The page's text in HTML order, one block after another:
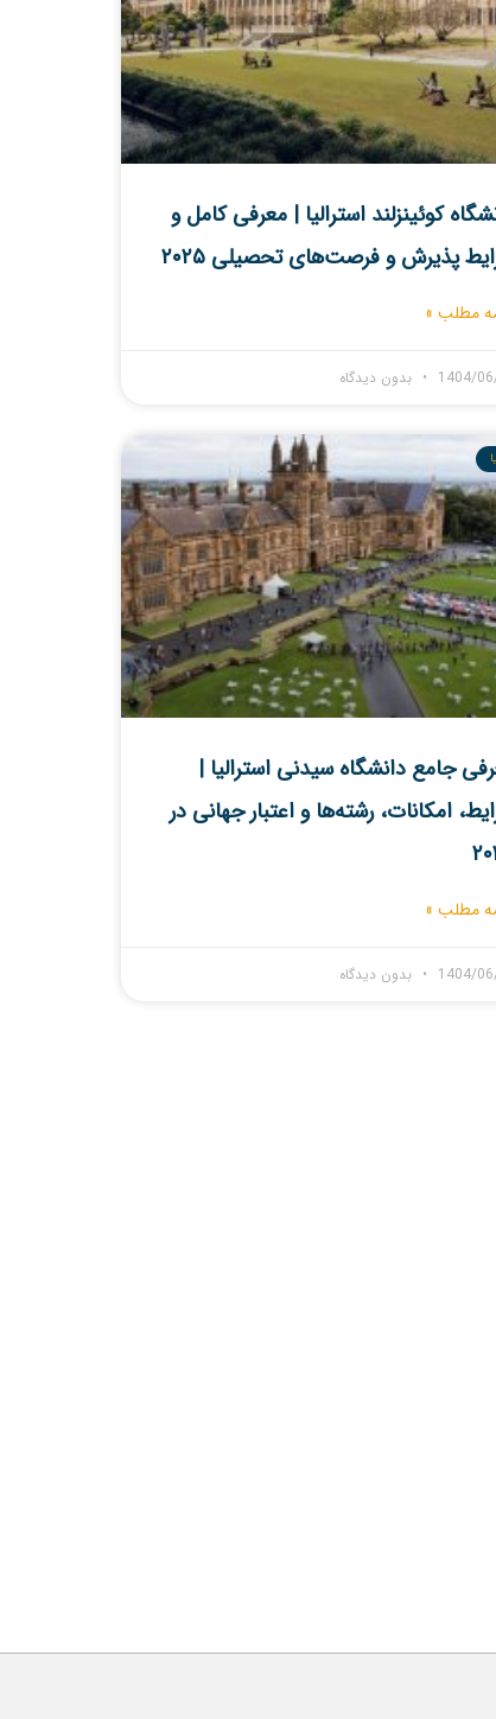
کوئینزلند استرالیا | معرفی کامل و
پذیرش و فرصت‌های تحصیلی ۲۰۲۵
مطلب »
1404/ بدون دیدگاه
جامع دانشگاه سیدنی استرالیا |
امکانات، رشته‌ها و اعتبار جهانی در
مطلب »
1404/ بدون دیدگاه